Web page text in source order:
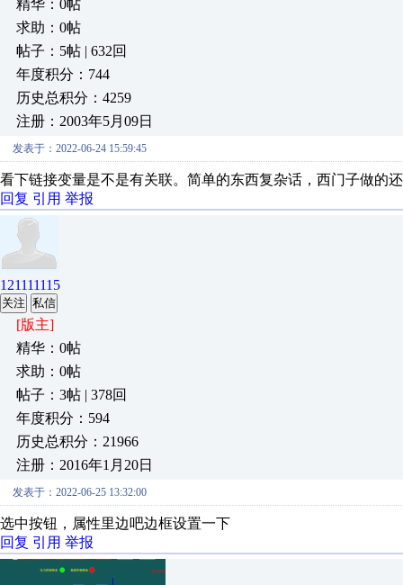
精华：0帖
求助：0帖
帖子：5帖 | 632回
年度积分：744
历史总积分：4259
注册：2003年5月09日
发表于：2022-06-24 15:59:45
看下链接变量是不是有关联。简单的东西复杂话，西门子做的
回复 引用 举报
121111115
关注 私信
[版主]
精华：0帖
求助：0帖
帖子：3帖 | 378回
年度积分：594
历史总积分：21966
注册：2016年1月20日
发表于：2022-06-25 13:32:00
选中按钮，属性里边吧边框设置一下
回复 引用 举报